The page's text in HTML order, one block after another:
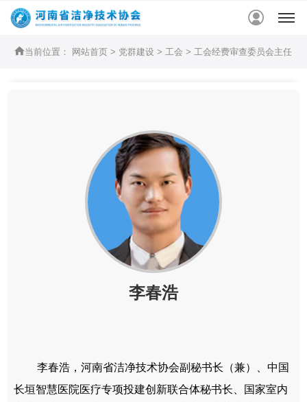

当前位置： 网站首页 > 党群建设 > 工会 > 工会经费审查委员会主任
李春浩
李春浩，河南省洁净技术协会副秘书长（兼）、中国
长垣智慧医院医疗专项投建创新联合体秘书长、国家室内